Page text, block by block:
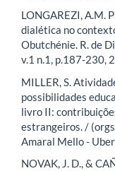
LONGAREZI, A.M.
dialética no
Obutchénie. R. de
v.1 n.1, p.187-230,
MILLER, S.
possibilidades
livro II:
estrangeiros. /
Amaral Mello -
NOVAK, J. D., &